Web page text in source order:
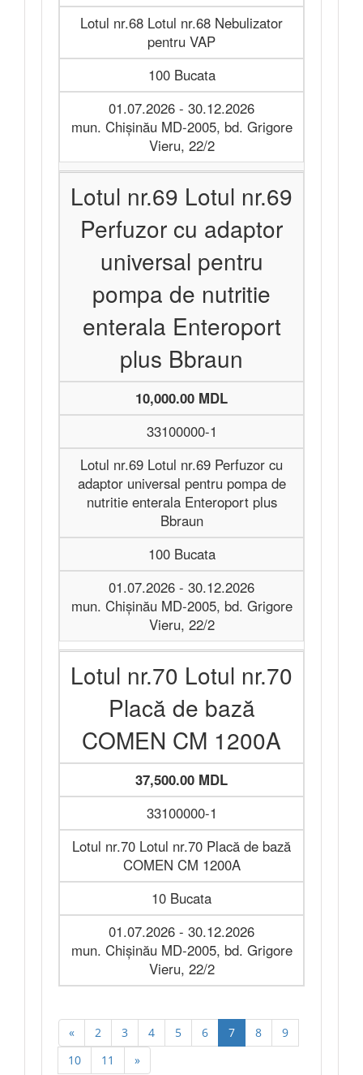
Lotul nr.68 Lotul nr.68 Nebulizator
pentru VAP
100 Bucata
01.07.2026 - 30.12.2026
mun. Chișinău MD-2005, bd. Grigore
Vieru, 22/2
Lotul nr.69 Lotul nr.69
Perfuzor cu adaptor
universal pentru
pompa de nutritie
enterala Enteroport
plus Bbraun
10,000.00 MDL
33100000-1
Lotul nr.69 Lotul nr.69 Perfuzor cu
adaptor universal pentru pompa de
nutritie enterala Enteroport plus
Bbraun
100 Bucata
01.07.2026 - 30.12.2026
mun. Chișinău MD-2005, bd. Grigore
Vieru, 22/2
Lotul nr.70 Lotul nr.70
Placă de bază
COMEN CM 1200A
37,500.00 MDL
33100000-1
Lotul nr.70 Lotul nr.70 Placă de bază
COMEN CM 1200A
10 Bucata
01.07.2026 - 30.12.2026
mun. Chișinău MD-2005, bd. Grigore
Vieru, 22/2
« 2 3 4 5 6 7 8
9
10
11 »